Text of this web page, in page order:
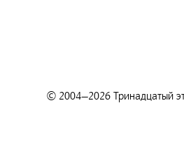
© 2004—2026 Тринадцатый